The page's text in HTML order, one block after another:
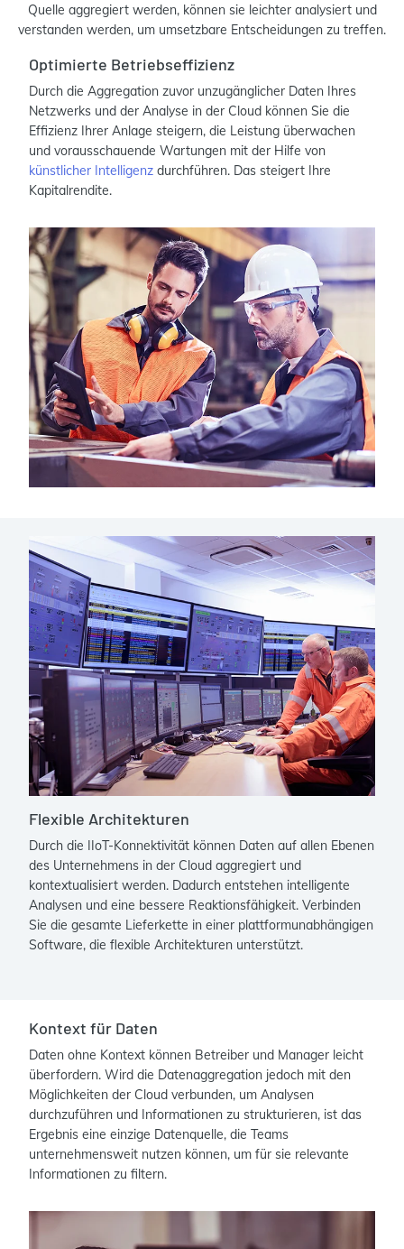
Quelle aggregiert werden, können sie leichter analysiert und
verstanden werden, um umsetzbare Entscheidungen zu treffen.
Optimierte Betriebseffizienz
Durch die Aggregation zuvor unzugänglicher Daten Ihres
Netzwerks und der Analyse in der Cloud können Sie die
Effizienz Ihrer Anlage steigern, die Leistung überwachen
und vorausschauende Wartungen mit der Hilfe von
künstlicher Intelligenz durchführen. Das steigert Ihre
Kapitalrendite.
Flexible Architekturen
Durch die IIoT-Konnektivität können Daten auf allen Ebenen
des Unternehmens in der Cloud aggregiert und
kontextualisiert werden. Dadurch entstehen intelligente
Analysen und eine bessere Reaktionsfähigkeit. Verbinden
Sie die gesamte Lieferkette in einer plattformunabhängigen
Software, die flexible Architekturen unterstützt.
Kontext für Daten
Daten ohne Kontext können Betreiber und Manager leicht
überfordern. Wird die Datenaggregation jedoch mit den
Möglichkeiten der Cloud verbunden, um Analysen
durchzuführen und Informationen zu strukturieren, ist das
Ergebnis eine einzige Datenquelle, die Teams
unternehmensweit nutzen können, um für sie relevante
Informationen zu filtern.